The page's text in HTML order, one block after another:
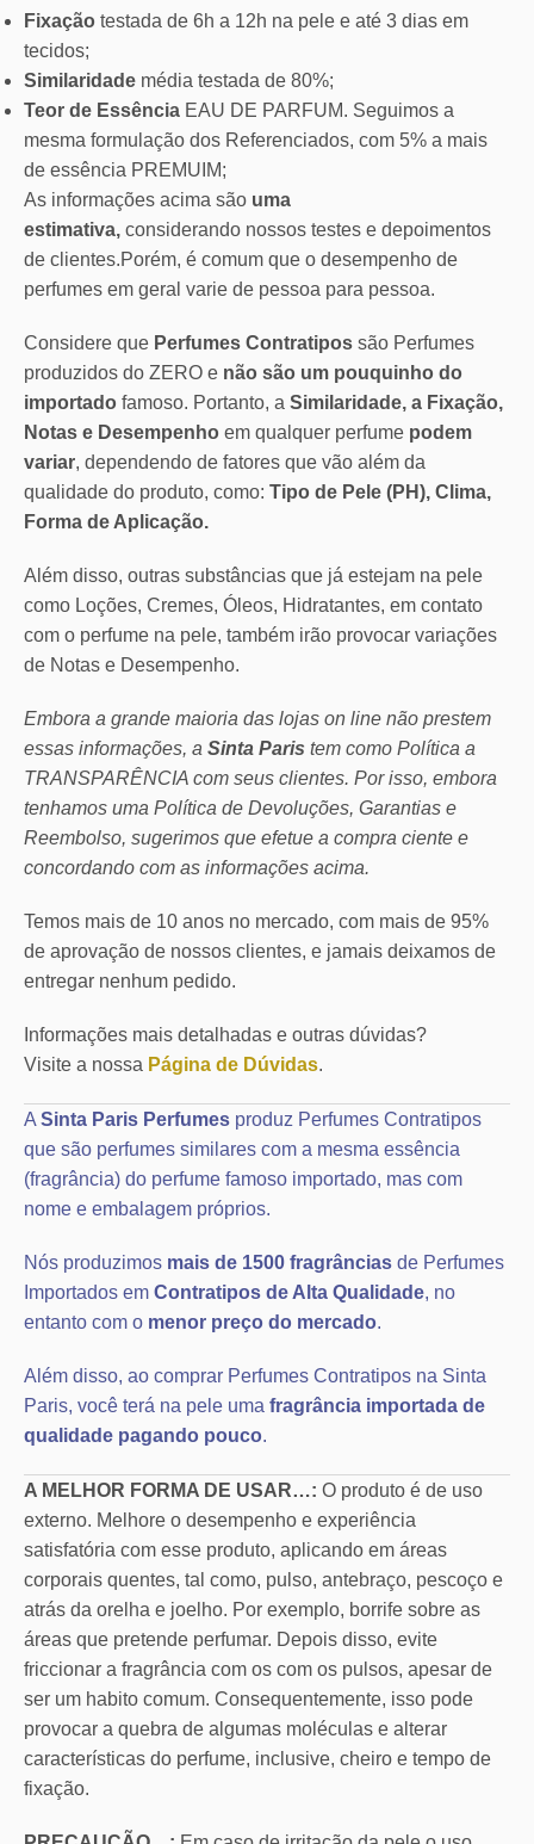
Fixação testada de 6h a 12h na pele e até 3 dias em
tecidos;
Similaridade média testada de 80%;
Teor de Essência EAU DE PARFUM. Seguimos a
mesma formulação dos Referenciados, com 5% a mais
de essência PREMUIM;
As informações acima são uma
estimativa, considerando nossos testes e depoimentos
de clientes.Porém, é comum que o desempenho de
perfumes em geral varie de pessoa para pessoa.
Considere que Perfumes Contratipos são Perfumes
produzidos do ZERO e não são um pouquinho do
importado famoso. Portanto, a Similaridade, a Fixação,
Notas e Desempenho em qualquer perfume podem
variar, dependendo de fatores que vão além da
qualidade do produto, como: Tipo de Pele (PH), Clima,
Forma de Aplicação.
Além disso, outras substâncias que já estejam na pele
como Loções, Cremes, Óleos, Hidratantes, em contato
com o perfume na pele, também irão provocar variações
de Notas e Desempenho.
Embora a grande maioria das lojas on line não prestem
essas informações, a Sinta Paris tem como Política a
TRANSPARÊNCIA com seus clientes. Por isso, embora
tenhamos uma Política de Devoluções, Garantias e
Reembolso, sugerimos que efetue a compra ciente e
concordando com as informações acima.
Temos mais de 10 anos no mercado, com mais de 95%
de aprovação de nossos clientes, e jamais deixamos de
entregar nenhum pedido.
Informações mais detalhadas e outras dúvidas?
Visite a nossa Página de Dúvidas.
A Sinta Paris Perfumes produz Perfumes Contratipos
que são perfumes similares com a mesma essência
(fragrância) do perfume famoso importado, mas com
nome e embalagem próprios.
Nós produzimos mais de 1500 fragrâncias de Perfumes
Importados em Contratipos de Alta Qualidade, no
entanto com o menor preço do mercado.
Além disso, ao comprar Perfumes Contratipos na Sinta
Paris, você terá na pele uma fragrância importada de
qualidade pagando pouco.
A MELHOR FORMA DE USAR…: O produto é de uso
externo. Melhore o desempenho e experiência
satisfatória com esse produto, aplicando em áreas
corporais quentes, tal como, pulso, antebraço, pescoço e
atrás da orelha e joelho. Por exemplo, borrife sobre as
áreas que pretende perfumar. Depois disso, evite
friccionar a fragrância com os com os pulsos, apesar de
ser um habito comum. Consequentemente, isso pode
provocar a quebra de algumas moléculas e alterar
características do perfume, inclusive, cheiro e tempo de
fixação.